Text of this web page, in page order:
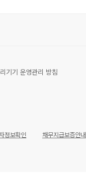
기기 운영관리 방침
정보확인
채무지급보증안내